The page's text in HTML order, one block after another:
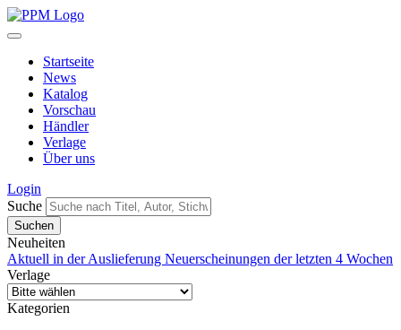
Startseite
News
Katalog
Vorschau
Händler
Verlage
Über uns
Login
Suche
Neuheiten
Aktuell in der Auslieferung Neuerscheinungen der letzten 4 Wochen
Verlage
Kategorien